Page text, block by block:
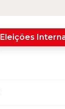
Eleições